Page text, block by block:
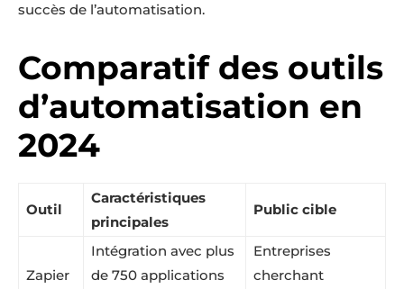
succès de l’automatisation.
Comparatif des outils
d’automatisation en
2024
Outil
Caractéristiques
principales
Public cible
Zapier
Intégration avec plus
de 750 applications
Entreprises
cherchant